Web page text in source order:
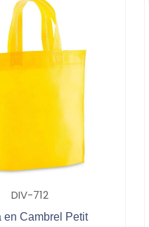
DIV-712
en Cambrel Petit